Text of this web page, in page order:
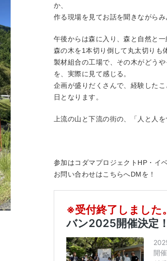
か、
作る現場を見てお話を聞きながら
午後からは森に入り、森と自然と
森の木を1本切り倒して丸太切りも
製材組合の工場で、その木がどう
を、実際に見て感じる。
企画が盛りだくさんで、経験した
日となります。
上流の山と下流の街の、「人と人
参加はコダマプロジェクトHP・イ
お問い合わせはこちらへDMを！